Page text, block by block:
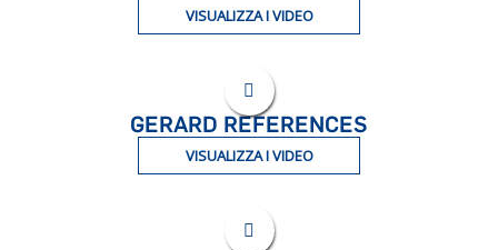
VISUALIZZA I VIDEO
GERARD REFERENCES
VISUALIZZA I VIDEO